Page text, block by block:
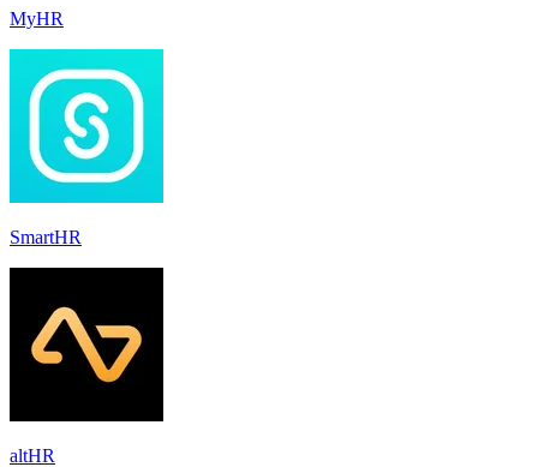
MyHR
SmartHR
altHR